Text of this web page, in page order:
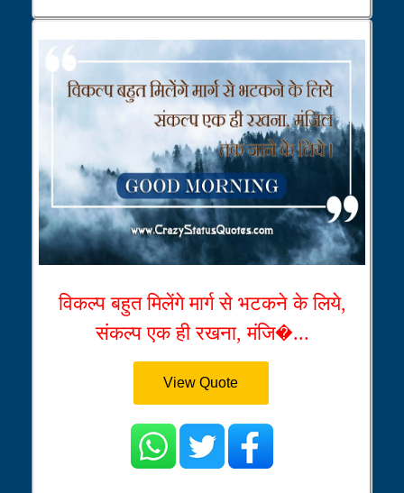
विकल्प बहुत मिलेंगे मार्ग से भटकने के लिये,
संकल्प एक ही रखना, मंजि�...
View Quote